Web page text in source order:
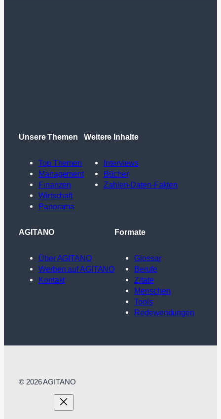
Unsere Themen
Top Themen
Management
Finanzen
Wirtschaft
Panorama
Weitere Inhalte
Interviews
Bücher
Zahlen-Daten-Fakten
AGITANO
Über AGITANO
Werben auf AGITANO
Kontakt
Formate
Glossar
Berufe
Zitate
Menschen
Tools
Redewendungen
© 2026 AGITANO